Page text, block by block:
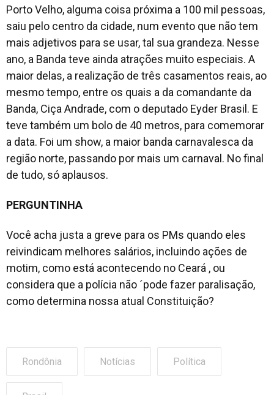
Porto Velho, alguma coisa próxima a 100 mil pessoas,
saiu pelo centro da cidade, num evento que não tem
mais adjetivos para se usar, tal sua grandeza. Nesse
ano, a Banda teve ainda atrações muito especiais. A
maior delas, a realização de três casamentos reais, ao
mesmo tempo, entre os quais a da comandante da
Banda, Ciça Andrade, com o deputado Eyder Brasil. E
teve também um bolo de 40 metros, para comemorar
a data. Foi um show, a maior banda carnavalesca da
região norte, passando por mais um carnaval. No final
de tudo, só aplausos.
PERGUNTINHA
Você acha justa a greve para os PMs quando eles
reivindicam melhores salários, incluindo ações de
motim, como está acontecendo no Ceará , ou
considera que a polícia não ´pode fazer paralisação,
como determina nossa atual Constituição?
Rondônia Notícias Política